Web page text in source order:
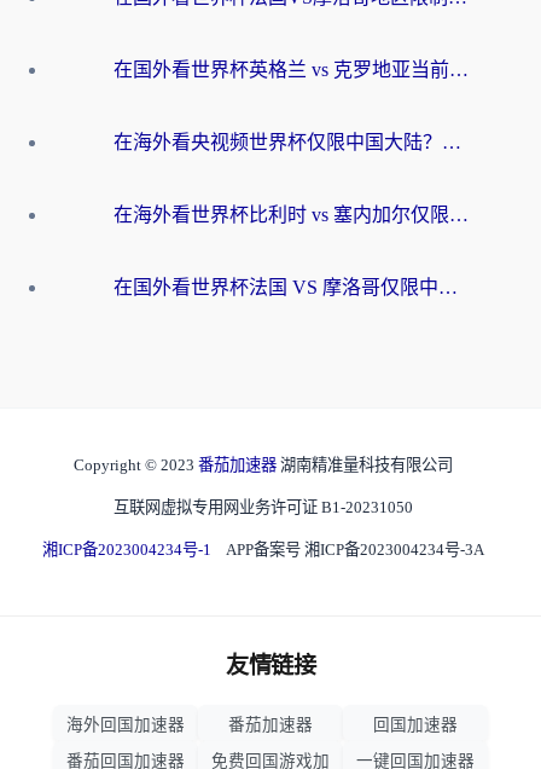
在国外看世界杯英格兰 vs 克罗地亚当前地区不可播放？这篇指南帮你搞定所有海外观赛难题
在海外看央视频世界杯仅限中国大陆？这篇指南帮你解锁中文解说+无卡顿直播
在海外看世界杯比利时 vs 塞内加尔仅限中国大陆？我找到了最流畅的中文解说之路
在国外看世界杯法国 VS 摩洛哥仅限中国大陆？海外党这样看中文解说赛事不卡顿
Copyright © 2023 番茄加速器 湖南精准量科技有限公司
互联网虚拟专用网业务许可证 B1-20231050
湘ICP备2023004234号-1 APP备案号 湘ICP备2023004234号-3A
友情链接
海外回国加速器 番茄加速器
回国加速器
番茄回国加速器
免费回国游戏加 一键回国加速器